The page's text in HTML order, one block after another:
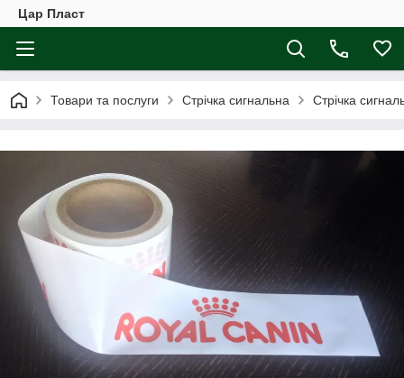
Цар Пласт
Товари та послуги Стрічка сигнальна Стрічка